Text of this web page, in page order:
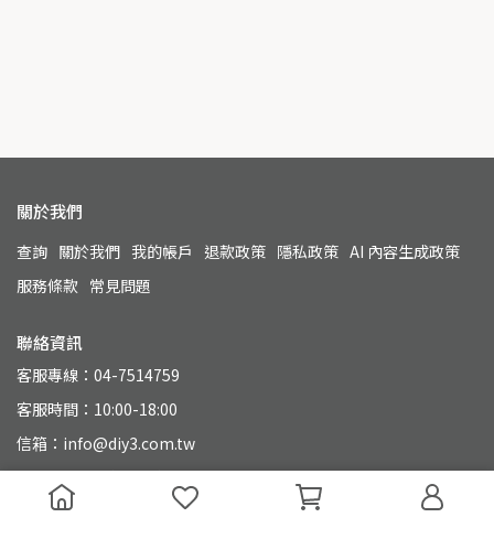
關於我們
查詢 關於我們 我的帳戶 退款政策 隱私政策 AI 內容生成政策
服務條款 常見問題
聯絡資訊
客服專線：04-7514759
客服時間：10:00-18:00
信箱：info@diy3.com.tw
地址：500 彰化縣彰化市永興街110號
統一編號：90804649